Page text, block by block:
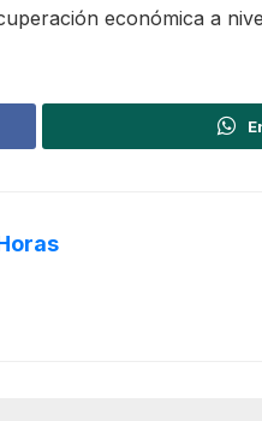
económica a